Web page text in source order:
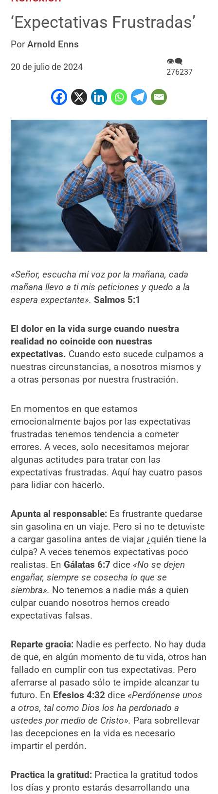
‘Expectativas Frustradas’
PorArnold Enns
20 de julio de 2024
👁‍🗨
276237
«Señor, escucha mi voz por la mañana, cada
mañana llevo a ti mis peticiones y quedo a la
espera expectante». Salmos 5:1
El dolor en la vida surge cuando nuestra
realidad no coincide con nuestras
expectativas. Cuando esto sucede culpamos a
nuestras circunstancias, a nosotros mismos y
a otras personas por nuestra frustración.
En momentos en que estamos
emocionalmente bajos por las expectativas
frustradas tenemos tendencia a cometer
errores. A veces, solo necesitamos mejorar
algunas actitudes para tratar con las
expectativas frustradas. Aquí hay cuatro pasos
para lidiar con hacerlo.
Apunta al responsable: Es frustrante quedarse
sin gasolina en un viaje. Pero si no te detuviste
a cargar gasolina antes de viajar ¿quién tiene la
culpa? A veces tenemos expectativas poco
realistas. En Gálatas 6:7 dice «No se dejen
engañar, siempre se cosecha lo que se
siembra». No tenemos a nadie más a quien
culpar cuando nosotros hemos creado
expectativas falsas.
Reparte gracia: Nadie es perfecto. No hay duda
de que, en algún momento de tu vida, otros han
fallado en cumplir con tus expectativas. Pero
aferrarse al pasado sólo te impide alcanzar tu
futuro. En Efesios 4:32 dice «Perdónense unos
a otros, tal como Dios los ha perdonado a
ustedes por medio de Cristo». Para sobrellevar
las decepciones en la vida es necesario
impartir el perdón.
Practica la gratitud: Practica la gratitud todos
los días y pronto estarás desarrollando una